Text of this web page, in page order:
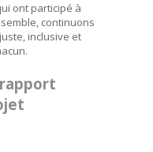
ont participé à
continuons
inclusive et